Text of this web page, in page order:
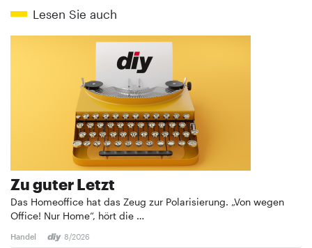
Lesen Sie auch
Zu guter Letzt
Das Homeoffice hat das Zeug zur Polarisierung. „Von wegen
Office! Nur Home“, hört die …
Handel 8/2026